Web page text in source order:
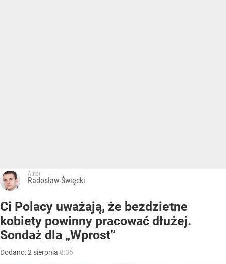
Autor:
Radosław Święcki
Ci Polacy uważają, że bezdzietne
kobiety powinny pracować dłużej.
Sondaż dla „Wprost”
Dodano:2 sierpnia 8:36